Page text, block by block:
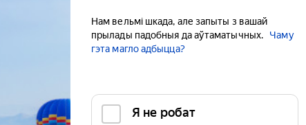
Нам вельмі шкада, але запыты з вашай
прылады падобныя да аўтаматычных.
Чаму
гэта магло адбыцца?
Я не робат